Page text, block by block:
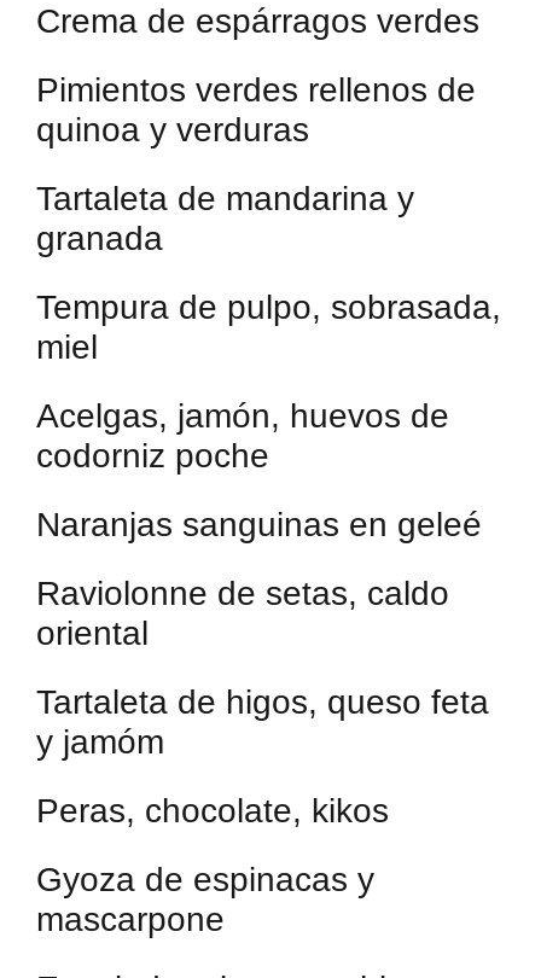
Crema de espárragos verdes
Pimientos verdes rellenos de
quinoa y verduras
Tartaleta de mandarina y
granada
Tempura de pulpo, sobrasada,
miel
Acelgas, jamón, huevos de
codorniz poche
Naranjas sanguinas en geleé
Raviolonne de setas, caldo
oriental
Tartaleta de higos, queso feta
y jamóm
Peras, chocolate, kikos
Gyoza de espinacas y
mascarpone